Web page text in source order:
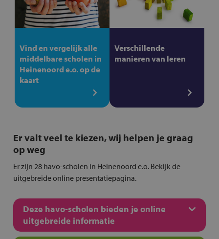
Vind en vergelijk alle
middelbare scholen in
Heinenoord e.o. op de
kaart
Verschillende
manieren van leren
Er valt veel te kiezen, wij helpen je graag
op weg
Er zijn 28 havo-scholen in Heinenoord e.o. Bekijk de
uitgebreide online presentatiepagina.
Deze havo-scholen bieden je online
uitgebreide informatie